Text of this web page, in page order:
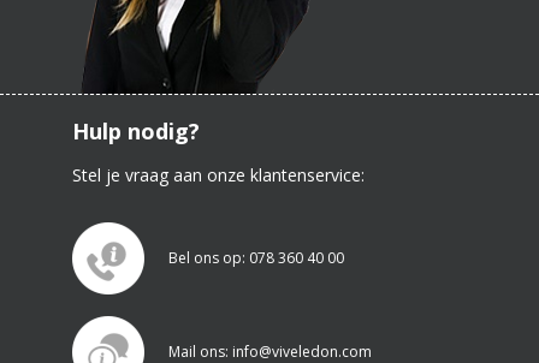
Hulp nodig?
Stel je vraag aan onze klantenservice:
Bel ons op: 078 360 40 00
Mail ons: info@viveledon.com